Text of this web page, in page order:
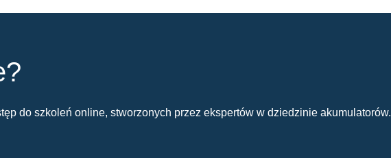
do szkoleń online, stworzonych przez ekspertów w dziedzinie akumulatorów.